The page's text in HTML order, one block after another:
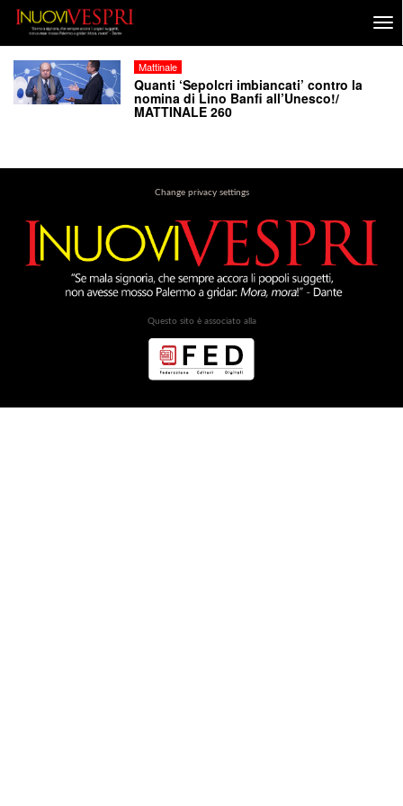
Mattinale
Quanti ‘Sepolcri imbiancati’ contro la
nomina di Lino Banfi all’Unesco!/
MATTINALE 260
Change privacy settings
Questo sito è associato alla